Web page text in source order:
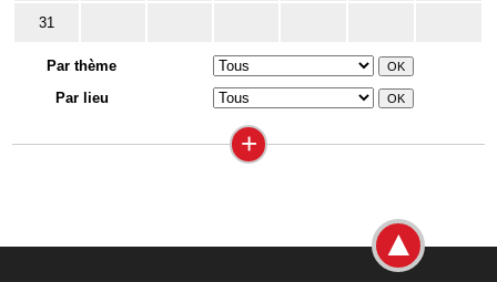
31
Par thème
Par lieu
+